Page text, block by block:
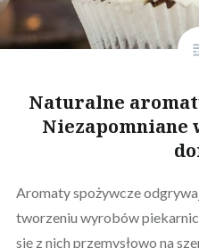
Naturalne
Aromaty spożywcze
tworzeniu wyrobów
się z nich przemysłowo na